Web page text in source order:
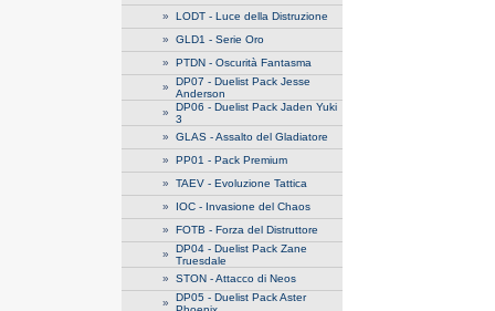
» LODT - Luce della Distruzione
» GLD1 - Serie Oro
» PTDN - Oscurità Fantasma
» DP07 - Duelist Pack Jesse
Anderson
» DP06 - Duelist Pack Jaden Yuki
3
» GLAS - Assalto del Gladiatore
» PP01 - Pack Premium
» TAEV - Evoluzione Tattica
» IOC - Invasione del Chaos
» FOTB - Forza del Distruttore
» DP04 - Duelist Pack Zane
Truesdale
» STON - Attacco di Neos
» DP05 - Duelist Pack Aster